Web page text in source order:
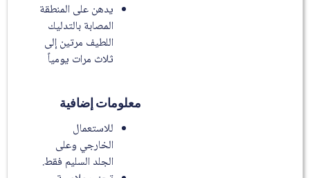
يدهن على المنطقة
المصابة بالتدليك
اللطيف مرتين إلى
ثلاث مرات يومياً
معلومات إضافية
للاستعمال
الخارجي وعلى
الجلد السليم فقط.